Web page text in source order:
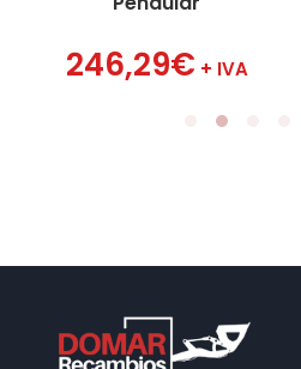
246,29€ + IVA